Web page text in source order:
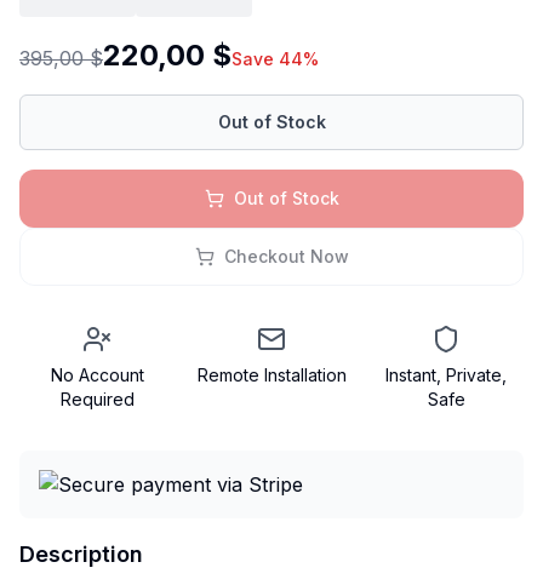
395,00 $220,00 $Save 44%
Out of Stock
Out of Stock
Checkout Now
No Account
Required
Remote Installation
Instant, Private,
Safe
Description